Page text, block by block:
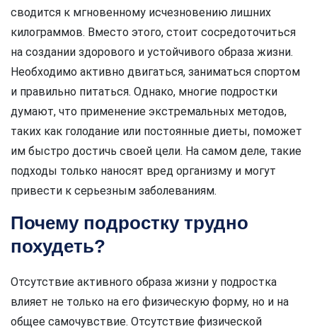
сводится к мгновенному исчезновению лишних
килограммов. Вместо этого, стоит сосредоточиться
на создании здорового и устойчивого образа жизни.
Необходимо активно двигаться, заниматься спортом
и правильно питаться. Однако, многие подростки
думают, что применение экстремальных методов,
таких как голодание или постоянные диеты, поможет
им быстро достичь своей цели. На самом деле, такие
подходы только наносят вред организму и могут
привести к серьезным заболеваниям.
Почему подростку трудно
похудеть?
Отсутствие активного образа жизни у подростка
влияет не только на его физическую форму, но и на
общее самочувствие. Отсутствие физической